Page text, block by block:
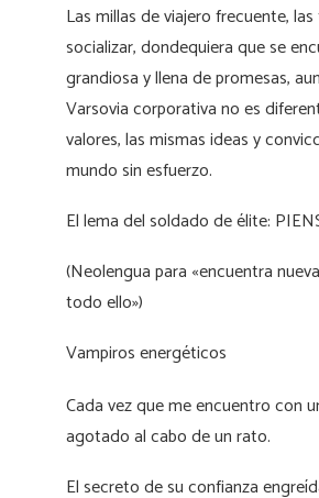
Las millas de viajero frecuente,
socializar, dondequiera que se
grandiosa y llena de promesas,
Varsovia corporativa no es
valores, las mismas ideas y
mundo sin esfuerzo.
El lema del soldado de élite:
(Neolengua para «encuentra
todo ello»)
Vampiros energéticos
Cada vez que me encuentro con
agotado al cabo de un rato.
El secreto de su confianza